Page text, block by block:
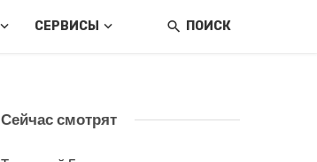
СЕРВИСЫ ПОИСК
Сейчас смотрят